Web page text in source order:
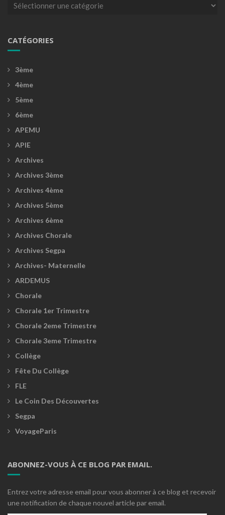
CATÉGORIES
3ème
4ème
5ème
6ème
APEMU
APIE
Archives
Archives 3ème
Archives 4ème
Archives 5ème
Archives 6ème
Archives Chorale
Archives Segpa
Archives- Maternelle
ARDEMUS
Chorale
Chorale 1er Trimestre
Chorale 2eme Trimestre
Chorale 3eme Trimestre
Collège
Fête Du Collège
FLE
Le Coin Des Découvertes
Segpa
VoyageParis
ABONNEZ-VOUS À CE BLOG PAR EMAIL.
Entrez votre adresse email pour vous abonner à ce blog et recevoir
une notification de chaque nouvel article par email.